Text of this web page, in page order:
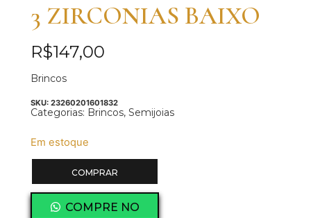
3 ZIRCONIAS BAIXO
R$147,00
Brincos
SKU: 23260201601832
Categorias: Brincos, Semijoias
Em estoque
COMPRAR
COMPRE NO